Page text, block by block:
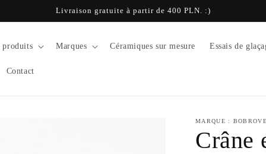
Livraison gratuite à partir de 400 PLN. :)
produits Marques Céramiques sur mesure Essais de
Contact
MARQUE :
Crâne